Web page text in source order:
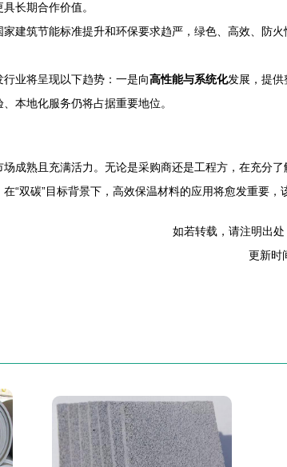
长期合作价值。
家建筑节能标准提升和环保要求趋严，绿色、高效、防
业将呈现以下趋势：一是向高性能与系统化发展，提供
本地化服务仍将占据重要地位。
成熟且充满活力。无论是采购商还是工程方，在充分
“双碳”目标背景下，高效保温材料的应用将愈发重要，
如若转载，请注明出
更新时